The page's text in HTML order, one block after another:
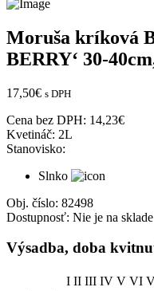
Moruša kríková
BERRY‘ 30-
17,50€ s DPH
Cena bez DPH: 14,23€
Kvetináč: 2L
Stanovisko:
Slnko
Obj. číslo: 82498
Dostupnosť: Nie je na sklade
Výsadba, doba
I II III IV V VI